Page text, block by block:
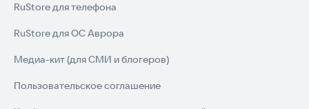
RuStore для телефона
RuStore для ОС Аврора
Медиа-кит (для СМИ и блогеров)
Пользовательское соглашение